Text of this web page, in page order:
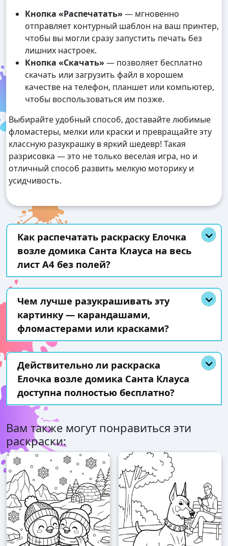
Кнопка «Распечатать» — мгновенно
отправляет контурный шаблон на ваш принтер,
чтобы вы могли сразу запустить печать без
лишних настроек.
Кнопка «Скачать» — позволяет бесплатно
скачать или загрузить файл в хорошем
качестве на телефон, планшет или компьютер,
чтобы воспользоваться им позже.
Выбирайте удобный способ, доставайте любимые
фломастеры, мелки или краски и превращайте эту
классную разукрашку в яркий шедевр! Такая
разрисовка — это не только веселая игра, но и
отличный способ развить мелкую моторику и
усидчивость.
Как распечатать раскраску Елочка
возле домика Санта Клауса на весь
лист А4 без полей?
Чем лучше разукрашивать эту
картинку — карандашами,
фломастерами или красками?
Действительно ли раскраска
Елочка возле домика Санта Клауса
доступна полностью бесплатно?
Вам также могут понравиться эти
раскраски: